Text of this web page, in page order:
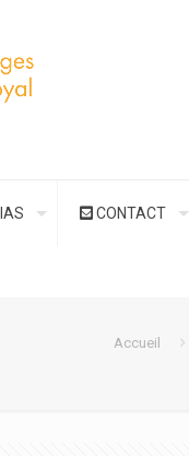
CONTACT
Accueil